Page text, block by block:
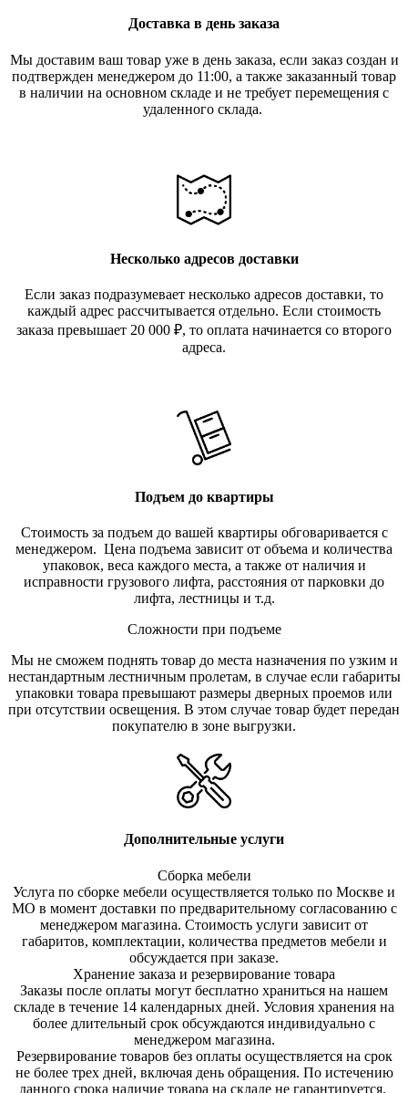
Доставка в день заказа
Мы доставим ваш товар уже в день заказа, если заказ создан и
подтвержден менеджером до 11:00, а также заказанный товар
в наличии на основном складе и не требует перемещения с
удаленного склада.
Несколько адресов доставки
Если заказ подразумевает несколько адресов доставки, то
каждый адрес рассчитывается отдельно. Если стоимость
заказа превышает 20 000 ₽, то оплата начинается со второго
адреса.
Подъем до квартиры
Стоимость за подъем до вашей квартиры обговаривается с
менеджером. Цена подъема зависит от объема и количества
упаковок, веса каждого места, а также от наличия и
исправности грузового лифта, расстояния от парковки до
лифта, лестницы и т.д.
Сложности при подъеме
Мы не сможем поднять товар до места назначения по узким и
нестандартным лестничным пролетам, в случае если габариты
упаковки товара превышают размеры дверных проемов или
при отсутствии освещения. В этом случае товар будет передан
покупателю в зоне выгрузки.
Дополнительные услуги
Сборка мебели
Услуга по сборке мебели осуществляется только по Москве и
МО в момент доставки по предварительному согласованию с
менеджером магазина. Стоимость услуги зависит от
габаритов, комплектации, количества предметов мебели и
обсуждается при заказе.
Хранение заказа и резервирование товара
Заказы после оплаты могут бесплатно храниться на нашем
складе в течение 14 календарных дней. Условия хранения на
более длительный срок обсуждаются индивидуально с
менеджером магазина.
Резервирование товаров без оплаты осуществляется на срок
не более трех дней, включая день обращения. По истечению
данного срока наличие товара на складе не гарантируется.